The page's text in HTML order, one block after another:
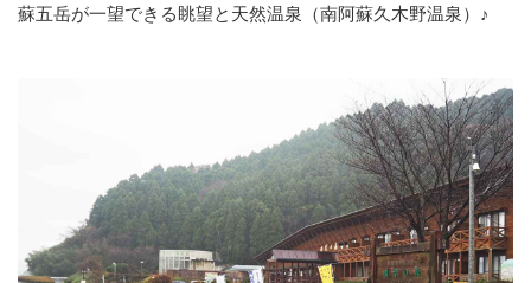
蘇五岳が一望できる眺望と天然温泉（南阿蘇久木野温泉）♪